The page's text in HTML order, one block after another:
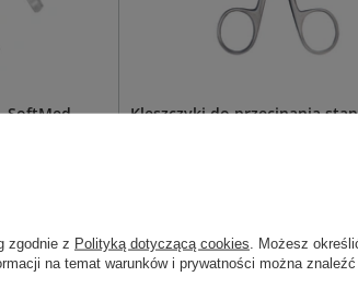
SoftMed
Kleszczyki do przecinania
zgodnie z Polityką dotyczącą cookies . Możesz
na temat warunków i prywatności można